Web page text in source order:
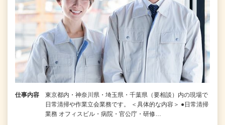
仕事内容
東京都内・神奈川県・埼玉県・千葉県（要相談）内の現場で
日常清掃や作業立会業務です。 ＜具体的な内容＞ ●日常清掃
業務 オフィスビル・病院・官公庁・研修…